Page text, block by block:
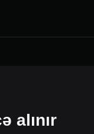
alınır